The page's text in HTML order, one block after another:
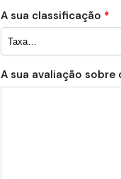
A sua classificação *
A sua avaliação